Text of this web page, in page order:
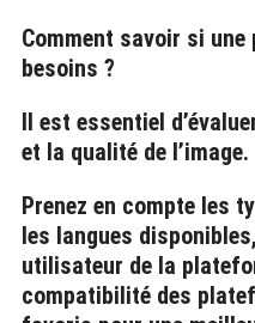
Comment savoir si
besoins ?
Il est essentiel
et la qualité de l’image.
Prenez en compte les
les langues
utilisateur de la
compatibilité des